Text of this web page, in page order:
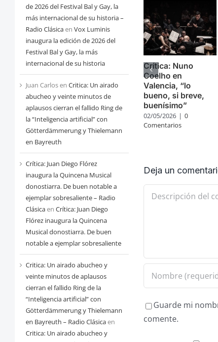
de 2026 del Festival Bal y Gay, la
más internacional de su historia –
Radio Clásicaen Vox Luminis
inaugura la edición de 2026 del
Festival Bal y Gay, la más
internacional de su historia
Juan Carlosen Critica: Un airado
abucheo y veinte minutos de
aplausos cierran el fallido Ring de
la “Inteligencia artificial” con
Götterdämmerung y Thielemann
en Bayreuth
Crítica: Juan Diego Flórez
inaugura la Quincena Musical
donostiarra. De buen notable a
ejemplar sobresaliente – Radio
Clásicaen Crítica: Juan Diego
Flórez inaugura la Quincena
Musical donostiarra. De buen
notable a ejemplar sobresaliente
Critica: Un airado abucheo y
veinte minutos de aplausos
cierran el fallido Ring de la
“Inteligencia artificial” con
Götterdämmerung y Thielemann
en Bayreuth – Radio Clásicaen
Critica: Un airado abucheo y
Crítica: Nuno
Coelho en
Valencia, “lo
bueno, si breve,
buenísimo”
02/05/2026 | 0
Comentarios
Deja un
Comentario
Guarde mi
comente.